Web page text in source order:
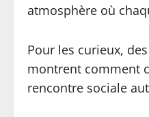
atmosphère où
Pour les curieux,
montrent comment
rencontre sociale